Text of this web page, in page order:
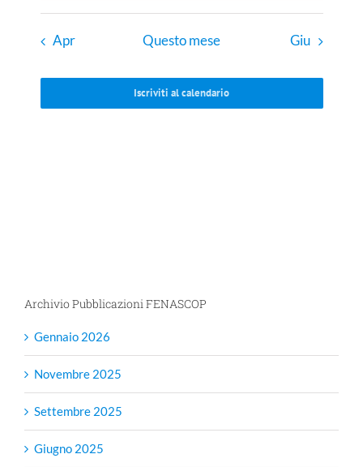
Apr Questo mese Giu
Iscriviti al calendario
Archivio Pubblicazioni FENASCOP
Gennaio 2026
Novembre 2025
Settembre 2025
Giugno 2025